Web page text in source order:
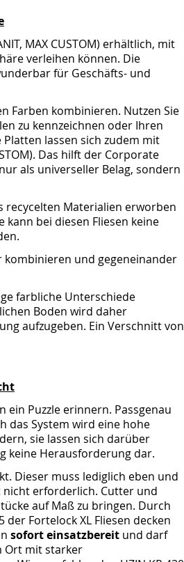
MAX CUSTOM) erhältlich, mit
verleihen können. Die
für Geschäfts- und
Farben kombinieren. Nutzen Sie
zu kennzeichnen oder Ihren
lassen sich zudem mit
Das hilft der Corporate
als universeller Belag, sondern
recycelten Materialien erworben
bei diesen Fliesen keine
und gegeneinander
farbliche Unterschiede
Boden wird daher
aufzugeben. Ein Verschnitt von
ein Puzzle erinnern. Passgenau
das System wird eine hohe
sie lassen sich darüber
keine Herausforderung dar.
Dieser muss lediglich eben und
nicht erforderlich. Cutter und
auf Maß zu bringen. Durch
der Fortelock XL Fliesen decken
sofort einsatzbereit und darf
Ort mit starker